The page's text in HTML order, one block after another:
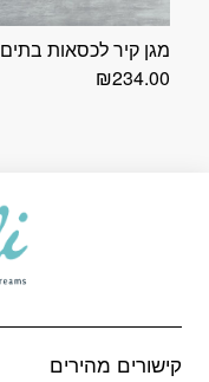
מגן קיר לכסאות בתים
₪234.00
קישורים מהירים